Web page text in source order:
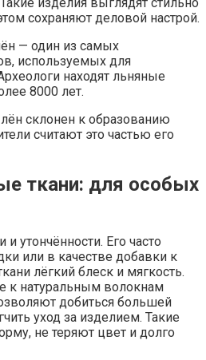
сохраняют деловой настрой.
— один из самых
используемых для
находят льняные
8000 лет.
склонен к образованию
считают это частью его
ткани: для особых
утончённости. Его часто
или в качестве добавки к
лёгкий блеск и мягкость.
к натуральным волокнам
добиться большей
уход за изделием. Такие
не теряют цвет и долго